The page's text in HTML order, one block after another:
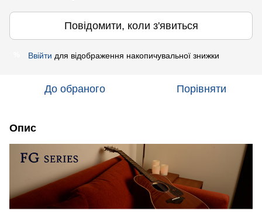
Повідомити, коли з'явиться
Ввійти для відображення накопичувальної знижки
До обраного Порівняти
Опис